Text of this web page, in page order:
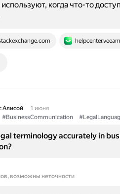
когда что-то
Алисой
1 июня
#BusinessCommunication
terminology accurately in
возможны неточности